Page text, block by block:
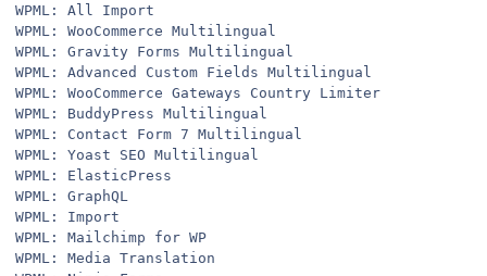
WPML: All Import
WPML: WooCommerce Multilingual
WPML: Gravity Forms Multilingual
WPML: Advanced Custom Fields Multilingual
WPML: WooCommerce Gateways Country Limiter
WPML: BuddyPress Multilingual
WPML: Contact Form 7 Multilingual
WPML: Yoast SEO Multilingual
WPML: ElasticPress
WPML: GraphQL
WPML: Import
WPML: Mailchimp for WP
WPML: Media Translation